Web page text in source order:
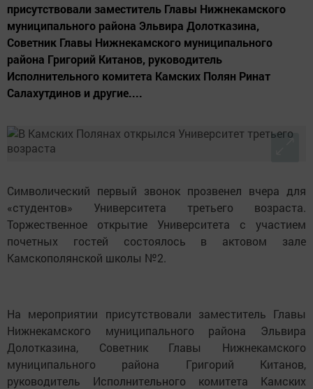
присутствовали заместитель Главы Нижнекамского
муниципального района Эльвира Долотказина,
Советник Главы Нижнекамского муниципального
района Григорий Китанов, руководитель
Исполнительного комитета Камских Полян Ринат
Салахутдинов и другие....
Символический первый звонок прозвенел вчера для
«студентов» Университета третьего возраста.
Торжественное открытие Университета с участием
почетных гостей состоялось в актовом зале
Камскополянской школы №2.
На мероприятии присутствовали заместитель Главы
Нижнекамского муниципального района Эльвира
Долотказина, Советник Главы Нижнекамского
муниципального района Григорий Китанов,
руководитель Исполнительного комитета Камских